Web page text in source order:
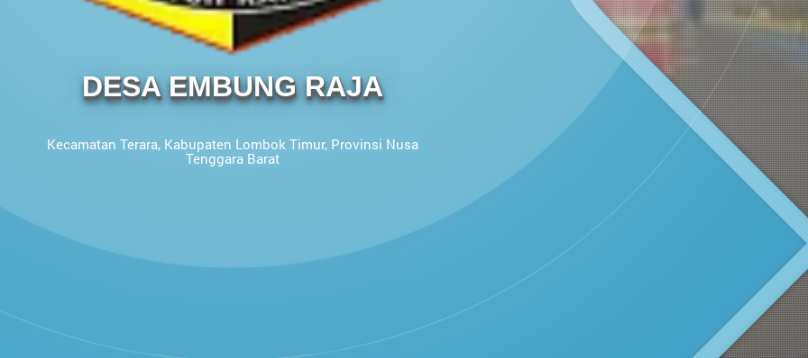
DESA EMBUNG RAJA
Kecamatan Terara, Kabupaten Lombok Timur, Provinsi Nusa
Tenggara Barat